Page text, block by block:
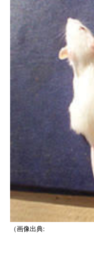
（画像出典: